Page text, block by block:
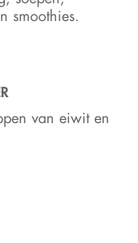
smoothies.
van eiwit en